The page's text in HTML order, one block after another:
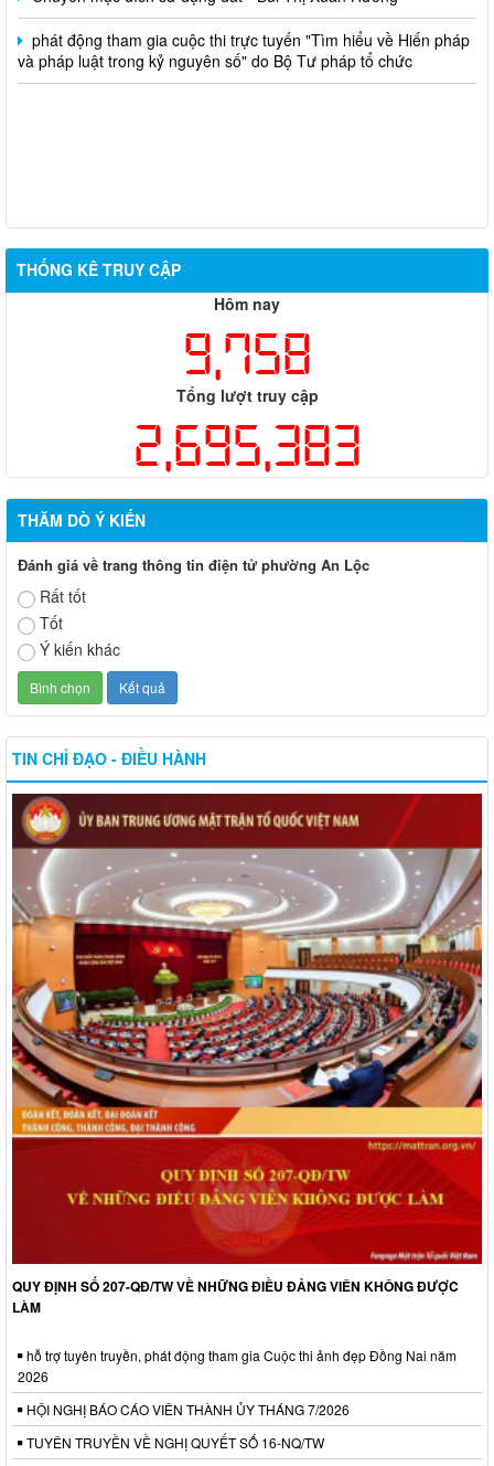
phát động tham gia cuộc thi trực tuyến "Tìm hiểu về Hiến pháp
và pháp luật trong kỷ nguyên số" do Bộ Tư pháp tổ chức
THỐNG KÊ TRUY CẬP
Hôm nay
9,758
Tổng lượt truy cập
2,695,383
THĂM DÒ Ý KIẾN
Đánh giá về trang thông tin điện tử phường An Lộc
Rất tốt
Tốt
Ý kiến khác
TIN CHỈ ĐẠO - ĐIỀU HÀNH
QUY ĐỊNH SỐ 207-QĐ/TW VỀ NHỮNG ĐIỀU ĐẢNG VIÊN KHÔNG ĐƯỢC
LÀM
hỗ trợ tuyên truyền, phát động tham gia Cuộc thi ảnh đẹp Đồng Nai năm
2026
HỘI NGHỊ BÁO CÁO VIÊN THÀNH ỦY THÁNG 7/2026
TUYÊN TRUYỀN VỀ NGHỊ QUYẾT SỐ 16-NQ/TW